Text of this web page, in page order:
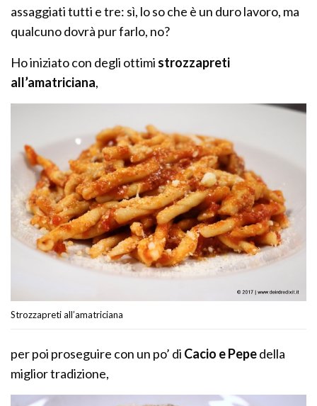
assaggiati tutti e tre: sì, lo so che è un duro lavoro, ma
qualcuno dovrà pur farlo, no?
Ho iniziato con degli ottimi strozzapreti
all’amatriciana,
Strozzapreti all’amatriciana
per poi proseguire con un po’ di Cacio e Pepedella
miglior tradizione,